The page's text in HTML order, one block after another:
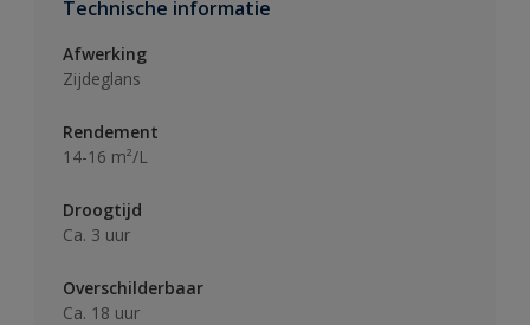
Technische informatie
Afwerking
Zijdeglans
Rendement
14-16 m²/L
Droogtijd
Ca. 3 uur
Overschilderbaar
Ca. 18 uur